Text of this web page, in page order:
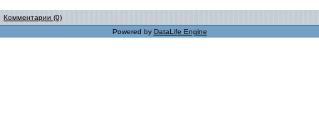
Комментарии (0)
Powered by DataLife Engine